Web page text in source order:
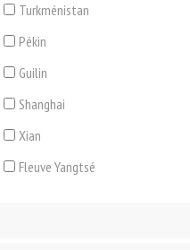
Turkménistan
Pékin
Guilin
Shanghai
Xian
Fleuve Yangtsé